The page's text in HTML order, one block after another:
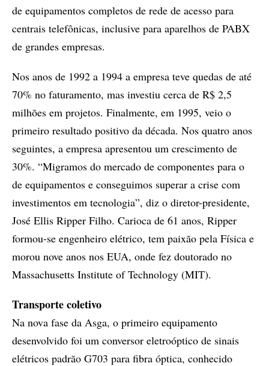
de equipamentos completos de rede de acesso para
centrais telefônicas, inclusive para aparelhos de PABX
de grandes empresas.
Nos anos de 1992 a 1994 a empresa teve quedas de até
70% no faturamento, mas investiu cerca de R$ 2,5
milhões em projetos. Finalmente, em 1995, veio o
primeiro resultado positivo da década. Nos quatro anos
seguintes, a empresa apresentou um crescimento de
30%. “Migramos do mercado de componentes para o
de equipamentos e conseguimos superar a crise com
investimentos em tecnologia”, diz o diretor-presidente,
José Ellis Ripper Filho. Carioca de 61 anos, Ripper
formou-se engenheiro elétrico, tem paixão pela Física e
morou nove anos nos EUA, onde fez doutorado no
Massachusetts Institute of Technology (MIT).
Transporte coletivo
Na nova fase da Asga, o primeiro equipamento
desenvolvido foi um conversor eletroóptico de sinais
elétricos padrão G703 para fibra óptica, conhecido